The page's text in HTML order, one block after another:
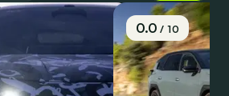
0.0/ 10